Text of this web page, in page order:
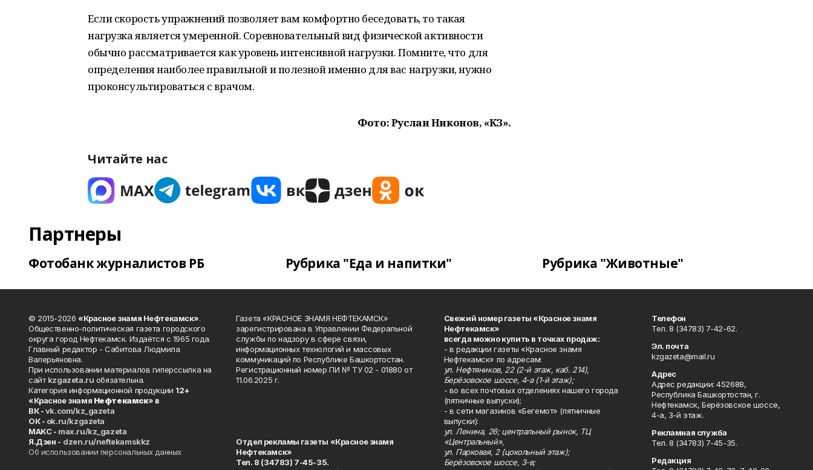
Если скорость упражнений позволяет вам комфортно беседовать, то такая
нагрузка является умеренной. Соревновательный вид физической активности
обычно рассматривается как уровень интенсивной нагрузки. Помните, что для
определения наиболее правильной и полезной именно для вас нагрузки, нужно
проконсультироваться с врачом.
Фото: Руслан Никонов, «КЗ».
Читайте нас
Партнеры
Фотобанк журналистов РБ Рубрика "Еда и напитки" Рубрика "Животные"
© 2015-2026 «Красное знамя Нефтекамск».
Общественно-политическая газета городского
округа город Нефтекамск. Издаётся с 1965 года.
Главный редактор - Сабитова Людмила
Валерьяновна.
При использовании материалов гиперссылка на
сайтkzgazeta.ru обязательна.
Категория информационной продукции 12+
«Красное знамя Нефтекамск» в
ВК -vk.com/kz_gazeta
ОК - ok.ru/kzgazeta
MAKC - max.ru/kz_gazeta
Я.Дзен - dzen.ru/neftekamskkz
Об использовании персональных данных
Газета «КРАСНОЕ ЗНАМЯ НЕФТЕКАМСК»
зарегистрирована в Управлении Федеральной
службы по надзору в сфере связи,
информационных технологий и массовых
коммуникаций по Республике Башкортостан.
Регистрационный номер ПИ № ТУ 02 - 01880 от
11.06.2025 г.
Отдел рекламы газеты «Красное знамя
Нефтекамск»
Тел. 8 (34783) 7-45-35.
Свежий номер газеты «Красное знамя
Нефтекамск»
всегда можно купить в точках продаж:
- в редакции газеты «Красное знамя
Нефтекамск» по адресам:
ул. Нефтяников, 22 (2-й этаж, каб. 214),
Берёзовское шоссе, 4-а (1-й этаж);
- во всех почтовых отделениях нашего города
(пятничные выпуски);
- в сети магазинов «Бегемот» (пятничные
выпуски):
ул. Ленина, 26; центральный рынок, ТЦ
«Центральный»,
ул. Парковая, 2 (цокольный этаж);
Берёзовское шоссе, 3-в;
Телефон
Тел. 8 (34783) 7-42-62.
Эл. почта
kzgazeta@mail.ru
Адрес
Адрес редакции: 452688,
Республика Башкортостан, г.
Нефтекамск, Берёзовское шоссе,
4-а, 3-й этаж.
Рекламная служба
Тел. 8 (34783) 7-45-35.
Редакция